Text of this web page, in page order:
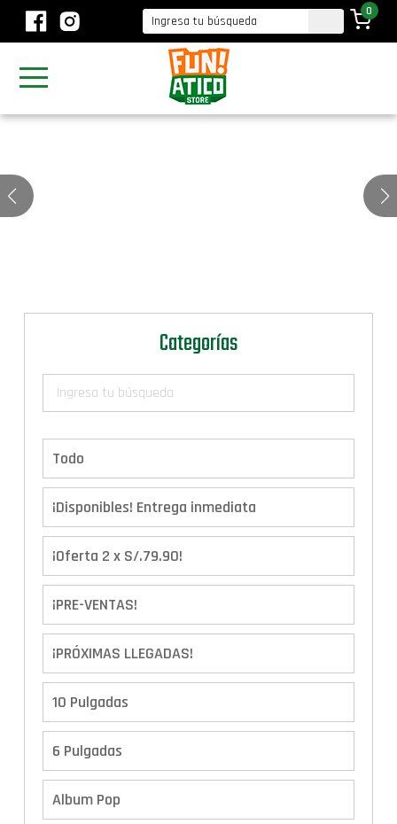
0
Categorías
Todo
¡Disponibles! Entrega inmediata
¡Oferta 2 x S/.79.90!
¡PRE-VENTAS!
¡PRÓXIMAS LLEGADAS!
10 Pulgadas
6 Pulgadas
Album Pop